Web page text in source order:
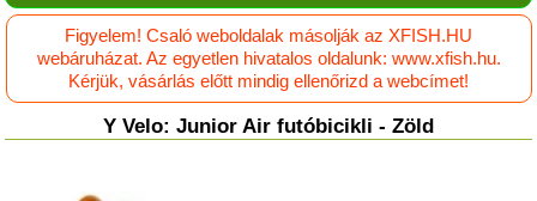
Figyelem! Csaló weboldalak másolják az XFISH.HU
webáruházat. Az egyetlen hivatalos oldalunk: www.xfish.hu.
Kérjük, vásárlás előtt mindig ellenőrizd a webcímet!
Y Velo: Junior Air futóbicikli - Zöld